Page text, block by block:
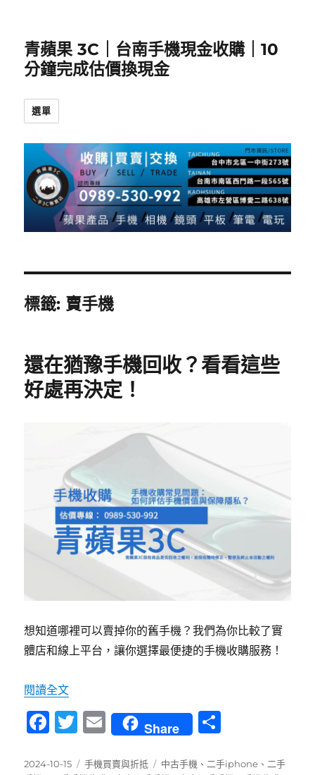
青蘋果 3C｜台南手機現金收購｜10
分鐘完成估價換現金
選單
標籤: 賣手機
還在猶豫手機回收？看看這些
好處再決定！
想知道哪裡可以賣掉你的舊手機？我們為你比較了實
體店和線上平台，讓你選擇最便捷的手機收購服務！
閱讀全文〈還在猶豫手機回收？看看這些好處再決定！〉
F
c
T
it
E
m
ai
Share
發
2024-10-15
分
手機買賣與折抵
標
中古手機 、 二手iphone 、 二手